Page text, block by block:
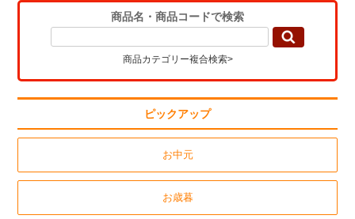
商品名・商品コードで検索
商品カテゴリー複合検索>
ピックアップ
お中元
お歳暮